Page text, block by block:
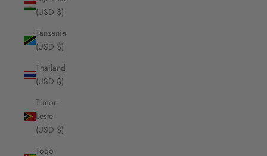
(USD $)
Tanzania
(USD $)
Thailand
(USD $)
Timor-
Leste
(USD $)
Togo